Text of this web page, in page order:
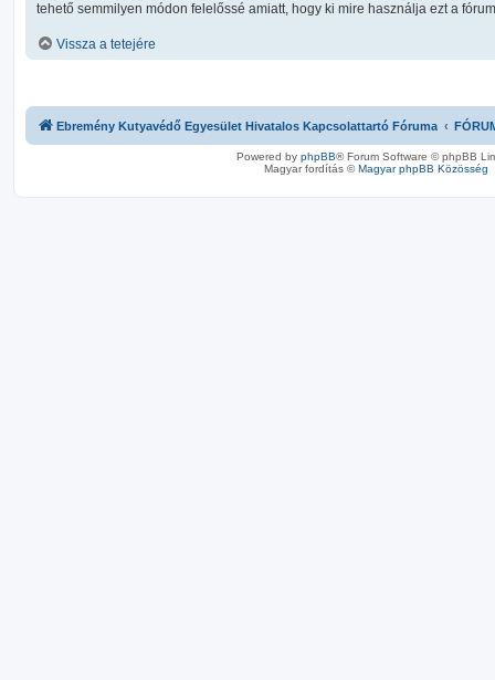
tehető semmilyen módon felelőssé amiatt, hogy ki mire használja ezt a
Vissza a tetejére
Ebremény Kutyavédő Egyesület Hivatalos Kapcsolattartó Fóruma
Powered by phpBB® Forum Software © phpBB
Magyar fordítás ©Magyar phpBB Közösség